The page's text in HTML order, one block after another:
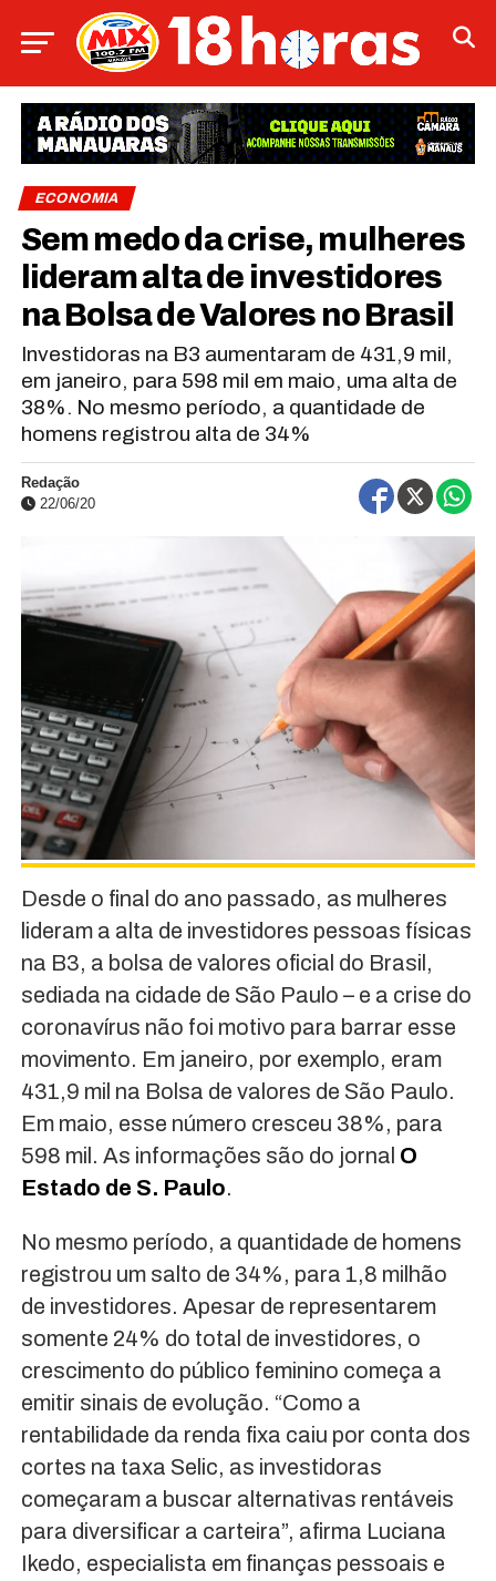
ECONOMIA
Sem medo da crise, mulheres
lideram alta de investidores
na Bolsa de Valores no Brasil
Investidoras na B3 aumentaram de 431,9 mil,
em janeiro, para 598 mil em maio, uma alta de
38%. No mesmo período, a quantidade de
homens registrou alta de 34%
Redação
22/06/20
Desde o final do ano passado, as mulheres
lideram a alta de investidores pessoas físicas
na B3, a bolsa de valores oficial do Brasil,
sediada na cidade de São Paulo – e a crise do
coronavírus não foi motivo para barrar esse
movimento. Em janeiro, por exemplo, eram
431,9 mil na Bolsa de valores de São Paulo.
Em maio, esse número cresceu 38%, para
598 mil. As informações são do jornal O
Estado de S. Paulo.
No mesmo período, a quantidade de homens
registrou um salto de 34%, para 1,8 milhão
de investidores. Apesar de representarem
somente 24% do total de investidores, o
crescimento do público feminino começa a
emitir sinais de evolução. “Como a
rentabilidade da renda fixa caiu por conta dos
cortes na taxa Selic, as investidoras
começaram a buscar alternativas rentáveis
para diversificar a carteira”, afirma Luciana
Ikedo, especialista em finanças pessoais e